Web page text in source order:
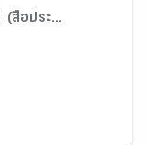
(สื่อประ...